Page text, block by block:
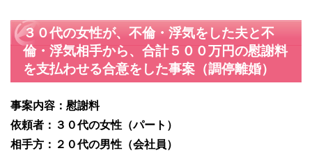
３０代の女性が、不倫・浮気をした夫と不
倫・浮気相手から、合計５００万円の慰謝料
を支払わせる合意をした事案（調停離婚）
事案内容：慰謝料
依頼者：３０代の女性（パート）
相手方：２０代の男性（会社員）